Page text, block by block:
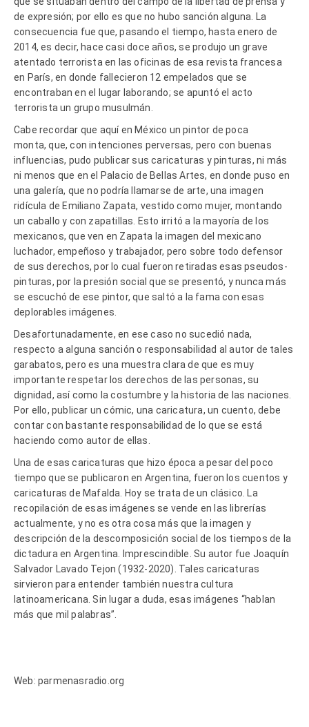
de expresión; por ello es que no hubo sanción alguna. La
consecuencia fue que, pasando el tiempo, hasta enero de
2014, es decir, hace casi doce años, se produjo un grave
atentado terrorista en las oficinas de esa revista francesa
en París, en donde fallecieron 12 empelados que se
encontraban en el lugar laborando; se apuntó el acto
terrorista un grupo musulmán.
Cabe recordar que aquí en México un pintor de poca
monta, que, con intenciones perversas, pero con buenas
influencias, pudo publicar sus caricaturas y pinturas, ni más
ni menos que en el Palacio de Bellas Artes, en donde puso en
una galería, que no podría llamarse de arte, una imagen
ridícula de Emiliano Zapata, vestido como mujer, montando
un caballo y con zapatillas. Esto irritó a la mayoría de los
mexicanos, que ven en Zapata la imagen del mexicano
luchador, empeñoso y trabajador, pero sobre todo defensor
de sus derechos, por lo cual fueron retiradas esas pseudos-
pinturas, por la presión social que se presentó, y nunca más
se escuchó de ese pintor, que saltó a la fama con esas
deplorables imágenes.
Desafortunadamente, en ese caso no sucedió nada,
respecto a alguna sanción o responsabilidad al autor de tales
garabatos, pero es una muestra clara de que es muy
importante respetar los derechos de las personas, su
dignidad, así como la costumbre y la historia de las naciones.
Por ello, publicar un cómic, una caricatura, un cuento, debe
contar con bastante responsabilidad de lo que se está
haciendo como autor de ellas.
Una de esas caricaturas que hizo época a pesar del poco
tiempo que se publicaron en Argentina, fueron los cuentos y
caricaturas de Mafalda. Hoy se trata de un clásico. La
recopilación de esas imágenes se vende en las librerías
actualmente, y no es otra cosa más que la imagen y
descripción de la descomposición social de los tiempos de la
dictadura en Argentina. Imprescindible. Su autor fue Joaquín
Salvador Lavado Tejon (1932-2020). Tales caricaturas
sirvieron para entender también nuestra cultura
latinoamericana. Sin lugar a duda, esas imágenes “hablan
más que mil palabras”.
Web: parmenasradio.org